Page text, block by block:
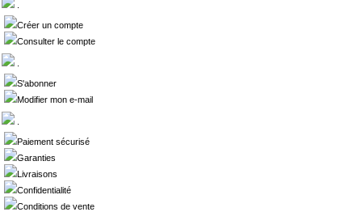
Créer un compte
Consulter le compte
S'abonner
Modifier mon e-mail
Paiement sécurisé
Garanties
Livraisons
Confidentialité
Conditions de vente